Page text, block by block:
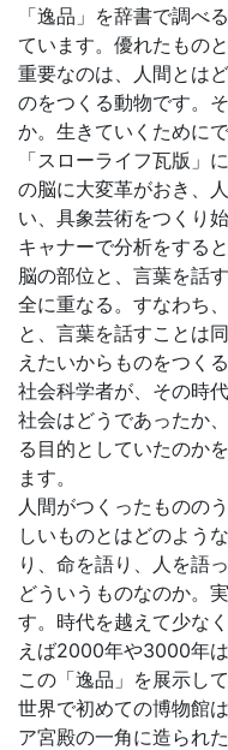
「逸品」を辞書で調べ
ています。優れたもの
重要なのは、人間とは
のをつくる動物です。
か。生きていくために
「スローライフ瓦版」
の脳に大変革がおき、
い、具象芸術をつくり
キャナーで分析をする
脳の部位と、言葉を話
全に重なる。すなわち
と、言葉を話すことは
えたいからものをつく
社会科学者が、その時
社会はどうであったか
る目的としていたのか
ます。
人間がつくったものの
しいものとはどのよう
り、命を語り、人を語
どういうものなのか。
す。時代を越えて少な
えば2000年や3000年
この「逸品」を展示し
世界で初めての博物館
ア宮殿の一角に造られ